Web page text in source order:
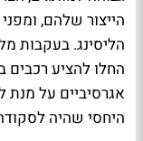
הייצור שלהם,
הליסינג. בעקבות
החלו להציע רכבים
אגרסיביים על מנת
היחסי שהיה